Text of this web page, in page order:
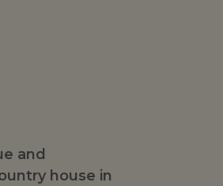
and
house in